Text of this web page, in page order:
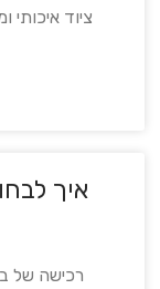
ציוד
איך
רכישה של